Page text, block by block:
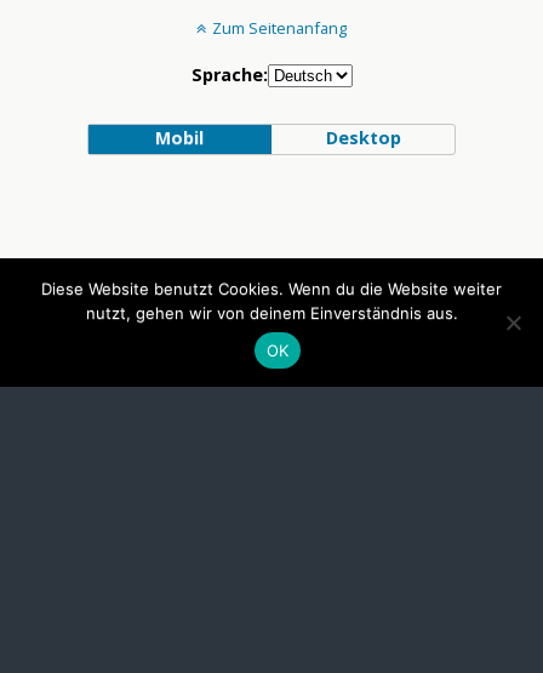
Zum Seitenanfang
Sprache:
Mobil Desktop
Diese Website benutzt Cookies. Wenn du die Website weiter
nutzt, gehen wir von deinem Einverständnis aus.
OK